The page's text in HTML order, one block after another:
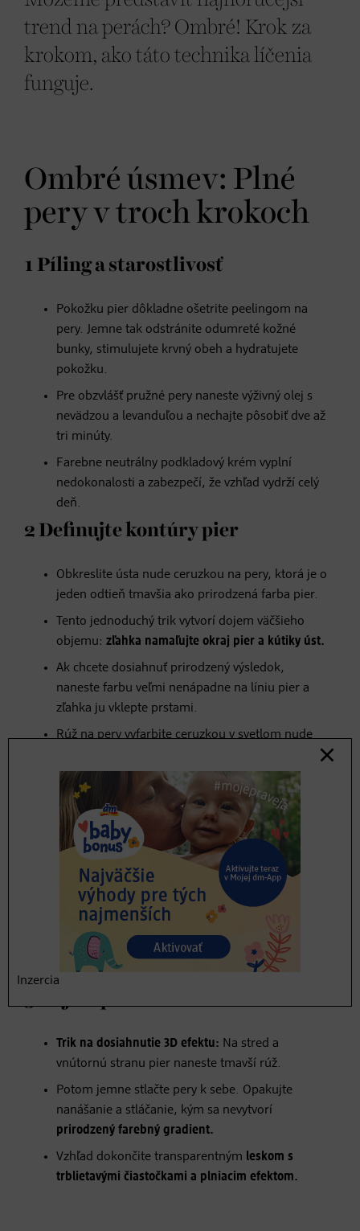
trend na perách? Ombré! Krok za
krokom, ako táto technika líčenia
funguje.
Ombré úsmev: Plné
pery v troch krokoch
1 Píling a starostlivosť
Pokožku pier dôkladne ošetrite peelingom na
pery. Jemne tak odstránite odumreté kožné
bunky, stimulujete krvný obeh a hydratujete
pokožku.
Pre obzvlášť pružné pery naneste výživný olej s
nevädzou a levanduľou a nechajte pôsobiť dve až
tri minúty.
Farebne neutrálny podkladový krém vyplní
nedokonalosti a zabezpečí, že vzhľad vydrží celý
deň.
2 Definujte kontúry pier
Obkreslite ústa nude ceruzkou na pery, ktorá je o
jeden odtieň tmavšia ako prirodzená farba pier.
Tento jednoduchý trik vytvorí dojem väčšieho
objemu: zľahka namaľujte okraj pier a kútiky úst.
Ak chcete dosiahnuť prirodzený výsledok,
naneste farbu veľmi nenápadne na líniu pier a
zľahka ju vklepte prstami.
Rúž na pery vyfarbite ceruzkou v svetlom nude
Trik na dosiahnutie 3D efektu: Na stred a
vnútornú stranu pier naneste tmavší rúž.
Potom jemne stlačte pery k sebe. Opakujte
nanášanie a stláčanie, kým sa nevytvorí
prirodzený farebný gradient.
Vzhľad dokončite transparentným leskom s
trblietavými čiastočkami a plniacim efektom.
Inzercia